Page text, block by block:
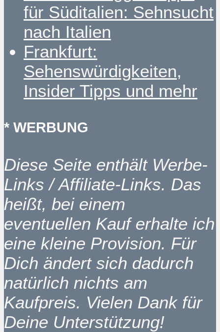
für Süditalien: Sehnsucht
nach Italien
Frankfurt:
Sehenswürdigkeiten,
Insider Tipps und mehr
* WERBUNG
Diese Seite enthält Werbe-
Links / Affiliate-Links. Das
heißt, bei einem
eventuellen Kauf erhalte ich
eine kleine Provision. Für
Dich ändert sich dadurch
natürlich nichts am
Kaufpreis. Vielen Dank für
Deine Unterstützung!